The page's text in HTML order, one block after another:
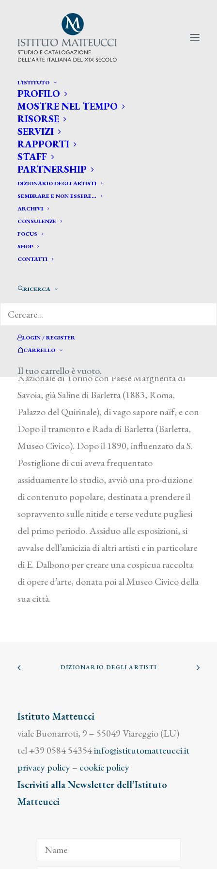
L’ISTITUTO
PROFILO
MOSTRE NEL TEMPO
RISORSE
SERVIZI
RAPPORTI
STAFF
PARTNERSHIP
DIZIONARIO DEGLI ARTISTI
SEMBRARE E NON ESSERE…
ARCHIVI
CONSULENZE
FOCUS
SHOP
CONTATTI
RICERCA
LOGIN / REGISTER
CARRELLO
Il tuo carrello è vuoto.
CERCA TRA GLI ARTISTI:
Search
for:
Gabbiani Giuseppe*
GABBIANI GIUSEPPE
Indirizzato all’arte dal concittadino G. B. Calò e
un quinquennio, pur mantenendo i legami con
Nazionale di Torino con Paese Margherita di
Savoia, già Saline di Barletta (1883, Roma,
Palazzo del Quirinale), di vago sapore naïf, e con
Dopo il tramonto e Rada di Barletta (Barletta,
Museo Civico). Dopo il 1890, influenzato da S.
Postiglione di cui aveva frequentato
assiduamente lo studio, avviò una pro-duzione
di contenuto popolare, destinata a prendere il
sopravvento sulle nitide e terse vedute pugliesi
del primo periodo. Assiduo alle esposizioni, si
avvalse dell’amicizia di altri artisti e in particolare
di E. Dalbono per creare una cospicua raccolta
di opere d’arte, donata poi al Museo Civico della
sua città.
DIZIONARIO DEGLI ARTISTI
Istituto Matteucci
viale Buonarroti, 9 – 55049 Viareggio (LU)
tel +39 0584 54354info@istitutomatteucci.it
privacy policy– cookie policy
Iscriviti alla Newsletter dell’Istituto
Matteucci